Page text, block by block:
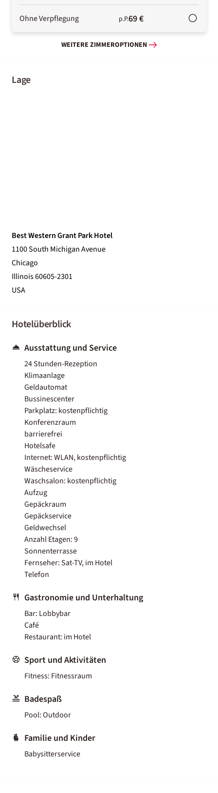
Ohne Verpflegung p.P.69 €
WEITERE ZIMMEROPTIONEN
Lage
Best Western Grant Park Hotel
1100 South Michigan Avenue
Chicago
Illinois 60605-2301
USA
Hotelüberblick
Ausstattung und Service
24 Stunden-Rezeption
Klimaanlage
Geldautomat
Bussinescenter
Parkplatz: kostenpflichtig
Konferenzraum
barrierefrei
Hotelsafe
Internet: WLAN, kostenpflichtig
Wäscheservice
Waschsalon: kostenpflichtig
Aufzug
Gepäckraum
Gepäckservice
Geldwechsel
Anzahl Etagen: 9
Sonnenterrasse
Fernseher: Sat-TV, im Hotel
Telefon
Gastronomie und Unterhaltung
Bar: Lobbybar
Café
Restaurant: im Hotel
Sport und Aktivitäten
Fitness: Fitnessraum
Badespaß
Pool: Outdoor
Familie und Kinder
Babysitterservice